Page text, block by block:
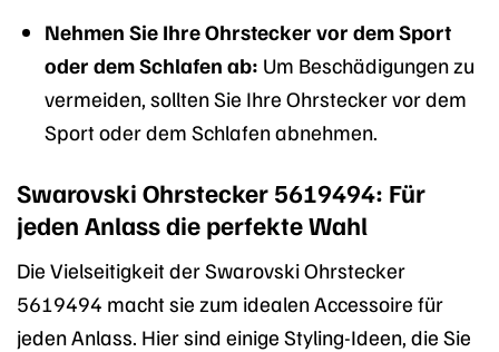
Nehmen Sie Ihre Ohrstecker vor dem Sport
oder dem Schlafen ab: Um Beschädigungen zu
vermeiden, sollten Sie Ihre Ohrstecker vor dem
Sport oder dem Schlafen abnehmen.
Swarovski Ohrstecker 5619494: Für
jeden Anlass die perfekte Wahl
Die Vielseitigkeit der Swarovski Ohrstecker
5619494 macht sie zum idealen Accessoire für
jeden Anlass. Hier sind einige Styling-Ideen, die Sie